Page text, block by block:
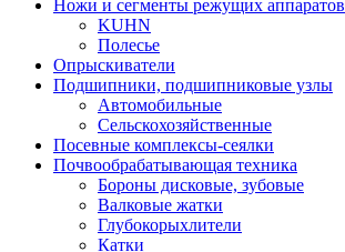
Ножи и сегменты режущих аппаратов
KUHN
Полесье
Опрыскиватели
Подшипники, подшипниковые узлы
Автомобильные
Сельскохозяйственные
Посевные комплексы-сеялки
Почвообрабатывающая техника
Бороны дисковые, зубовые
Валковые жатки
Глубокорыхлители
Катки